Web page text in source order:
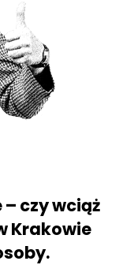
czy wciąż
Krakowie